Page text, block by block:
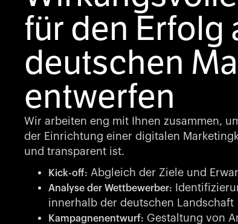
für den Erfolg
deutschen
entwerfen
Wir arbeiten eng mit Ihnen zusammen,
der Einrichtung einer digitalen
und transparent ist.
Kick-off: Abgleich der Ziele und
Analyse der Wettbewerber:
innerhalb der deutschen Landschaft
Kampagnenentwurf: Gestaltung von